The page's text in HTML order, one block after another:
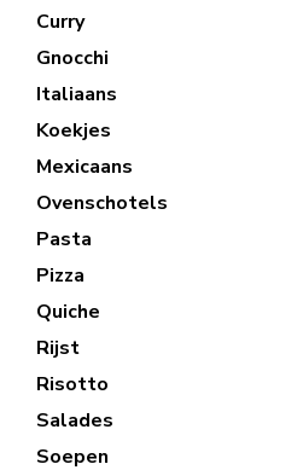
Curry
Gnocchi
Italiaans
Koekjes
Mexicaans
Ovenschotels
Pasta
Pizza
Quiche
Rijst
Risotto
Salades
Soepen